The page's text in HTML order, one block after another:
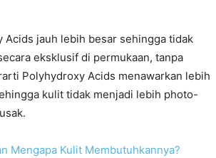
jauh lebih besar sehingga tidak
eksklusif di permukaan, tanpa
Polyhydroxy Acids menawarkan lebih
kulit tidak menjadi lebih photo-
Mengapa Kulit Membutuhkannya?